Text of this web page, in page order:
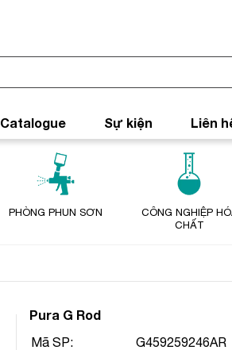
Catalogue Sự kiện Liên
PHÒNG PHUN SƠN
CÔNG NGHIỆP
CHẤT
Pura G Rod
Mã SP:
G459259246AR